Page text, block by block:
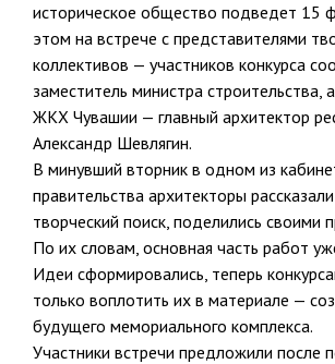
историческое общество подведет 15
этом на встрече с представителями
коллективов — участников конкурса
заместитель министра строительства,
ЖКХ Чувашии — главный архитектор
Александр Шевлягин.
В минувший вторник в одном из
правительства архитекторы
творческий поиск, поделились своими
По их словам, основная часть работ
Идеи сформировались, теперь
только воплотить их в материале —
будущего мемориального комплекса.
Участники встречи предложили после